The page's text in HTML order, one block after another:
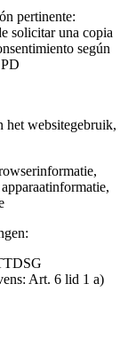
pertinente:
solicitar una copia
según
het websitegebruik,
Art. 6 lid 1 a)